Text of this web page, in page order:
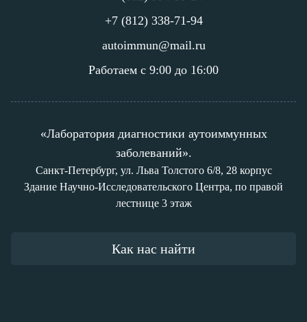
+7 (812) 338-71-94
autoimmun@mail.ru
Работаем с 9:00 до 16:00
«Лаборатория диагностики аутоиммунных
заболеваний».
Санкт-Петербург, ул. Льва Толстого 6/8, 28 корпус
Здание Научно-Исследовательского Центра, по правой
лестнице 3 этаж
Как нас найти